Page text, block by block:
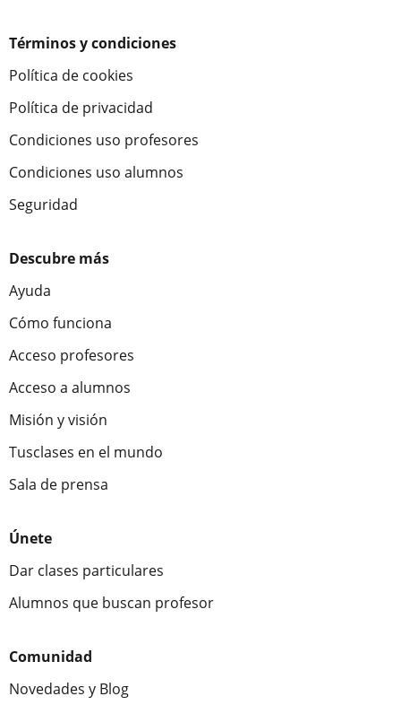
Términos y condiciones
Política de cookies
Política de privacidad
Condiciones uso profesores
Condiciones uso alumnos
Seguridad
Descubre más
Ayuda
Cómo funciona
Acceso profesores
Acceso a alumnos
Misión y visión
Tusclases en el mundo
Sala de prensa
Únete
Dar clases particulares
Alumnos que buscan profesor
Comunidad
Novedades y Blog